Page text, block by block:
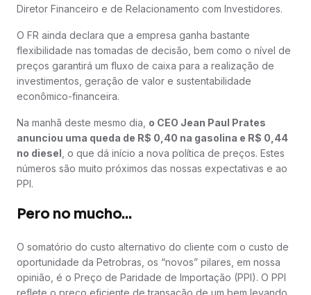
Diretor Financeiro e de Relacionamento com Investidores.
O FR ainda declara que a empresa ganha bastante
flexibilidade nas tomadas de decisão, bem como o nível de
preços garantirá um fluxo de caixa para a realização de
investimentos, geração de valor e sustentabilidade
econômico-financeira.
Na manhã deste mesmo dia, o CEO Jean Paul Prates
anunciou uma queda de R$ 0,40 na gasolina e R$ 0,44
no diesel , o que dá início a nova política de preços. Estes
números são muito próximos das nossas expectativas e ao
PPI.
Pero no mucho...
O somatório do custo alternativo do cliente com o custo de
oportunidade da Petrobras, os “novos” pilares, em nossa
opinião, é o Preço de Paridade de Importação (PPI). O PPI